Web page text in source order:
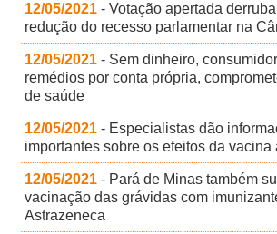
12/05/2021 - Votação apertada
redução do recesso parlamentar na
12/05/2021 - Sem dinheiro,
remédios por conta própria,
de saúde
12/05/2021 - Especialistas dão
importantes sobre os efeitos da vacina
12/05/2021 - Pará de Minas também
vacinação das grávidas com
Astrazeneca